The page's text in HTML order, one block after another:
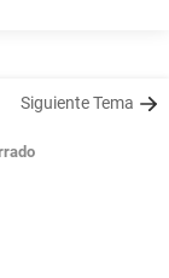
Siguiente Tema